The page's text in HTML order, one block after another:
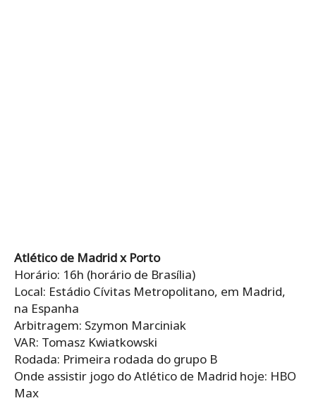
Atlético de Madrid x Porto
Horário: 16h (horário de Brasília)
Local: Estádio Cívitas Metropolitano, em Madrid,
na Espanha
Arbitragem: Szymon Marciniak
VAR: Tomasz Kwiatkowski
Rodada: Primeira rodada do grupo B
Onde assistir jogo do Atlético de Madrid hoje: HBO
Max